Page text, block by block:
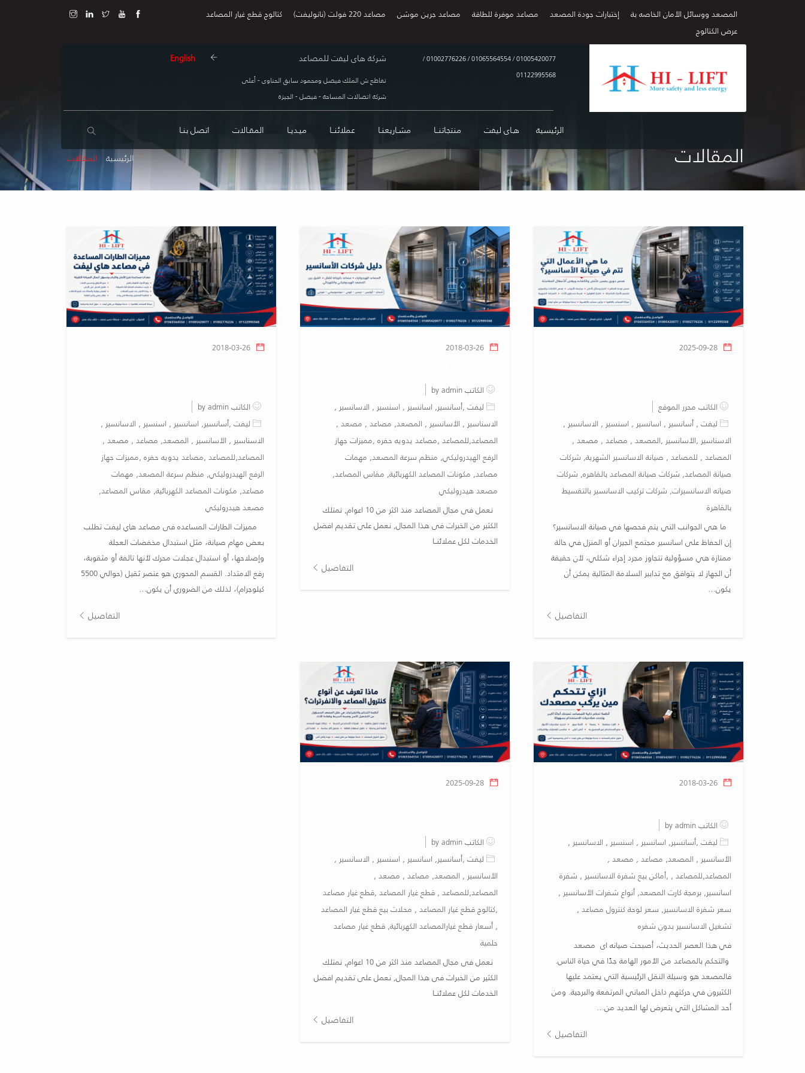
المصعد ووسائل الأمان الخاصه بة إختبارات جودة المصعد مصاعد موفرة للطاقة مصاعد جرين موشن مصاعد 220 فولت (نانوليفت)
كتالوج قطع غيار المصاعد
عرض الكتالوج
01005420077
/
01065564554
/
01002776226
/
01122995568
شركة هاى ليفت للمصاعد
تقاطع ش الملك فيصل ومحمود سابق الحناوى - أعلى
شركة اتصالات المساحة - فيصل - الجيزة
English
الرئيسية هـاى ليفت منتجاتنــا مشـاريعنـا عملائنــا ميـديـا المقـالات اتصل بنـا
المقالات الرئيسية المقالات
2025-09-28
الكاتب محرر الموقع
ليفت , أسانسير , اسانسير , اسنسير , الاسانسير ,
الاسناسير ,الأسانسير ,المصعد , مصاعد , مصعد ,
المصاعد , للمصاعد , صيانة الاسانسير الشهرية, شركات
صيانة المصاعد, شركات صيانة المصاعد بالقاهره, شركات
صيانه الاسانسيرات, شركات تركيب الاسانسير بالتقسيط
بالقاهرة
ما هي الجوانب التي يتم فحصها في صيانة الاسانسير؟
إن الحفاظ على اسانسير مجتمع الجيران أو المنزل في حالة
ممتازة هي مسؤولية تتجاوز مجرد إجراء شكلي، لأن حقيقة
أن الجهاز لا يتوافق مع تدابير السلامة المثالية يمكن أن
يكون…
التفاصيل
2018-03-26
الكاتب by admin
ليفت ,أسانسير, اسانسير , اسنسير , الاسانسير ,
الاسناسير , الأسانسير , المصعد, مصاعد , مصعد ,
المصاعد,للمصاعد ,مصاعد يدويه حفره ,مميزات جهاز
الرفع الهيدروليكي, منظم سرعة المصعد, مهمات
مصاعد, مكونات المصاعد الكهربائية, مقاس المصاعد,
مصعد هيدروليكي
نعمل فى مجال المصاعد منذ اكثر من 10 اعوام, نمتلك
الكثير من الخبرات فى هذا المجال, نعمل على تقديم افضل
الخدمات لكل عملائنــا
التفاصيل
2018-03-26
الكاتب by admin
ليفت ,أسانسير, اسانسير , اسنسير , الاسانسير ,
الاسناسير , الأسانسير , المصعد, مصاعد , مصعد ,
المصاعد,للمصاعد ,مصاعد يدويه حفره ,مميزات جهاز
الرفع الهيدروليكي, منظم سرعة المصعد, مهمات
مصاعد, مكونات المصاعد الكهربائية, مقاس المصاعد,
مصعد هيدروليكي
مميزات الطارات المساعده فى مصاعد هاي ليفت تطلب
بعض مهام صيانة، مثل استبدال مخفضات العجلة
وإصلاحها، أو استبدال عجلات محرك لأنها تالفة أو مثقوبة،
رفع الامتداد. القسم المحوري هو عنصر ثقيل (حوالي 5500
كيلوجرام)، لذلك من الضروري أن يكون…
التفاصيل
2018-03-26
الكاتب by admin
ليفت ,أسانسير, اسانسير , اسنسير , الاسانسير ,
الأسانسير , المصعد, مصاعد , مصعد ,
المصاعد,للمصاعد , ,أماكن بيع شفرة الاسانسير , شفرة
اسانسير, برمجة كارت المصعد, أنواع شفرات الأسانسير ,
سعر شفرة الاسانسير, سعر لوحة كنترول مصاعد ,
تشغيل الاسانسير بدون شفره
في هذا العصر الحديث، أصبحت صيانه اى مصعد
والتحكم بالمصاعد من الأمور الهامة جدًا في حياة الناس.
فالمصعد هو وسيلة النقل الرئيسية التي يعتمد عليها
الكثيرون في حركتهم داخل المباني المرتفعة والبرجية. ومن
أحد المشاكل التي يتعرض لها العديد من…
التفاصيل
2025-09-28
الكاتب by admin
ليفت ,أسانسير, اسانسير , اسنسير , الاسانسير ,
الأسانسير , المصعد, مصاعد , مصعد ,
المصاعد,للمصاعد , قطع غيار المصاعد ,قطع غيار مصاعد
,كتالوج قطع غيار المصاعد , محلات بيع قطع غيار المصاعد
, أسعار قطع غيارالمصاعد الكهربائية, قطع غيار مصاعد
حلمية
نعمل فى مجال المصاعد منذ اكثر من 10 اعوام, نمتلك
الكثير من الخبرات فى هذا المجال, نعمل على تقديم افضل
الخدمات لكل عملائنــا
التفاصيل